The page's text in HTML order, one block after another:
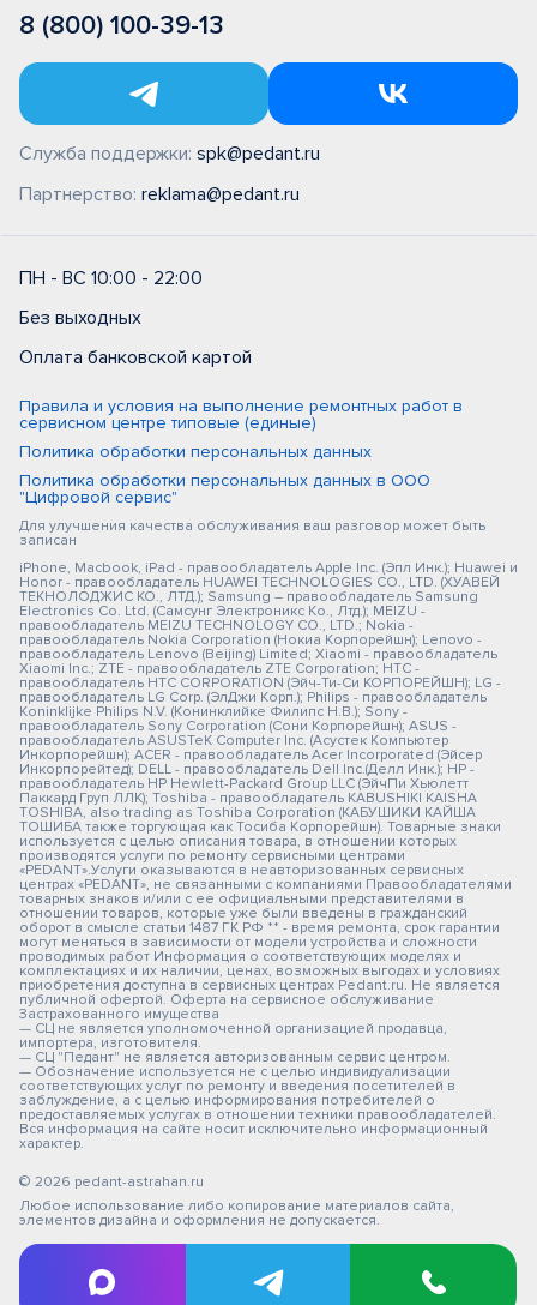
8 (800) 100-39-13
Служба поддержки: spk@pedant.ru
Партнерство: reklama@pedant.ru
ПН - ВС 10:00 - 22:00
Без выходных
Оплата банковской картой
Правила и условия на выполнение ремонтных работ в
сервисном центре типовые (единые)
Политика обработки персональных данных
Политика обработки персональных данных в ООО
"Цифровой сервис"
Для улучшения качества обслуживания ваш разговор может быть
записан
iPhone, Macbook, iPad - правообладатель Apple Inc. (Эпл Инк.); Huawei и
Honor - правообладатель HUAWEI TECHNOLOGIES CO., LTD. (ХУАВЕЙ
ТЕКНОЛОДЖИС КО., ЛТД.); Samsung – правообладатель Samsung
Electronics Co. Ltd. (Самсунг Электроникс Ко., Лтд.); MEIZU -
правообладатель MEIZU TECHNOLOGY CO., LTD.; Nokia -
правообладатель Nokia Corporation (Нокиа Корпорейшн); Lenovo -
правообладатель Lenovo (Beijing) Limited; Xiaomi - правообладатель
Xiaomi Inc.; ZTE - правообладатель ZTE Corporation; HTC -
правообладатель HTC CORPORATION (Эйч-Ти-Си КОРПОРЕЙШН); LG -
правообладатель LG Corp. (ЭлДжи Корп.); Philips - правообладатель
Koninklijke Philips N.V. (Конинклийке Филипс Н.В.); Sony -
правообладатель Sony Corporation (Сони Корпорейшн); ASUS -
правообладатель ASUSTeK Computer Inc. (Асустек Компьютер
Инкорпорейшн); ACER - правообладатель Acer Incorporated (Эйсер
Инкорпорейтед); DELL - правообладатель Dell Inc.(Делл Инк.); HP -
правообладатель HP Hewlett-Packard Group LLC (ЭйчПи Хьюлетт
Паккард Груп ЛЛК); Toshiba - правообладатель KABUSHIKI KAISHA
TOSHIBA, also trading as Toshiba Corporation (КАБУШИКИ КАЙША
ТОШИБА также торгующая как Тосиба Корпорейшн). Товарные знаки
используется с целью описания товара, в отношении которых
производятся услуги по ремонту сервисными центрами
«PEDANT».Услуги оказываются в неавторизованных сервисных
центрах «PEDANT», не связанными с компаниями Правообладателями
товарных знаков и/или с ее официальными представителями в
отношении товаров, которые уже были введены в гражданский
оборот в смысле статьи 1487 ГК РФ ** - время ремонта, срок гарантии
могут меняться в зависимости от модели устройства и сложности
проводимых работ Информация о соответствующих моделях и
комплектациях и их наличии, ценах, возможных выгодах и условиях
приобретения доступна в сервисных центрах Pedant.ru. Не является
публичной офертой. Оферта на сервисное обслуживание
Застрахованного имущества
— СЦ не является уполномоченной организацией продавца,
импортера, изготовителя.
— СЦ "Педант" не является авторизованным сервис центром.
— Обозначение используется не с целью индивидуализации
соответствующих услуг по ремонту и введения посетителей в
заблуждение, а с целью информирования потребителей о
предоставляемых услугах в отношении техники правообладателей.
Вся информация на сайте носит исключительно информационный
характер.
© 2026 pedant-astrahan.ru
Любое использование либо копирование материалов сайта,
элементов дизайна и оформления не допускается.